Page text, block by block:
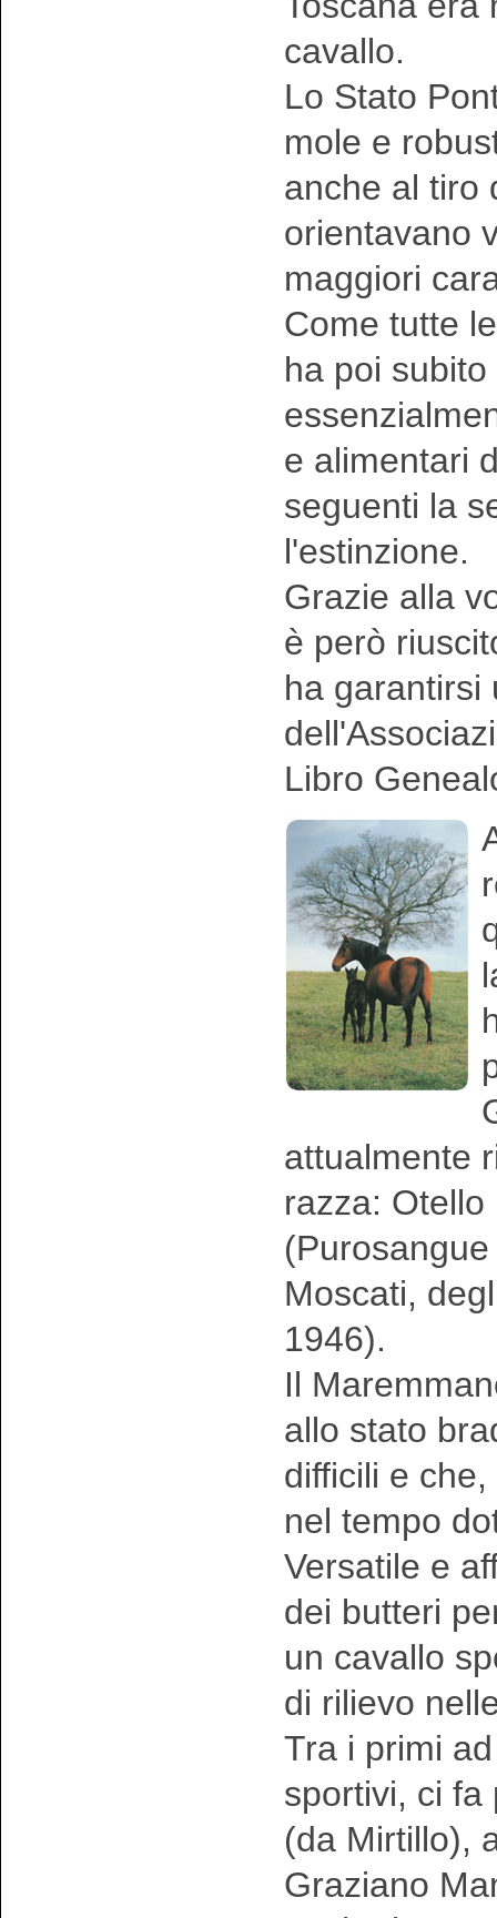
cavallo.
Lo Stato
mole e
anche al tiro
orientavano
maggiori
Come tutte
ha poi
e alimentari
seguenti la
l'estinzione.
Grazie alla
è però
ha garantirsi
Libro
attualmente
razza:
Moscati,
1946).
Il
allo stato
difficili e
nel tempo
Versatile e
dei butteri
un cavallo
di rilievo
Tra i primi
sportivi, ci fa
(da Mirtillo),
Graziano